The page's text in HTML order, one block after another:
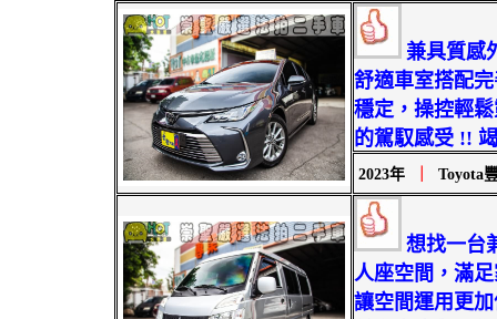
兼具質感
舒適車室搭配
穩定，操控輕
的駕馭感受 !!
2023年 Toyota
想找一台
人座空間，滿
讓空間運用更